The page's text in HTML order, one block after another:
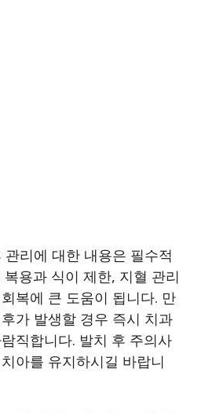
리에 대한 내용은 필수적
용과 식이 제한, 지혈 관리
복에 큰 도움이 됩니다. 만
가 발생할 경우 즉시 치과
직합니다. 발치 후 주의사
아를 유지하시길 바랍니